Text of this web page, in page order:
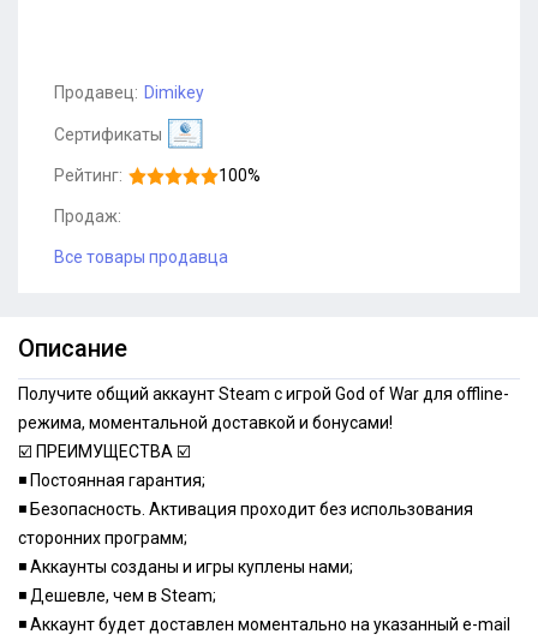
Продавец: Dimikey
Сертификаты
Рейтинг: 100%
Продаж:
Все товары продавца
Описание
Получите общий аккаунт Steam с игрой God of War для offline-
режима, моментальной доставкой и бонусами!
☑️ ПРЕИМУЩЕСТВА ☑️
◾️ Постоянная гарантия;
◾️ Безопасность. Активация проходит без использования
сторонних программ;
◾️ Аккаунты созданы и игры куплены нами;
◾️ Дешевле, чем в Steam;
◾️ Аккаунт будет доставлен моментально на указанный e-mail